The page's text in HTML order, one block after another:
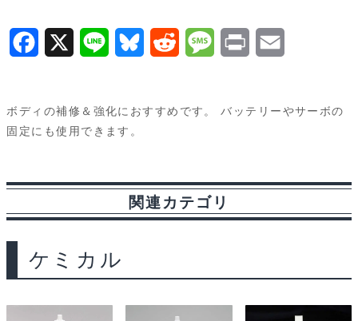
e
o
o
X
e
B
k
y
R
t
M
g
e
P
ボディの補修＆強化におすすめです。 バッテリーやサーボの
固定にも使用できます。
関連カテゴリ
ケミカル